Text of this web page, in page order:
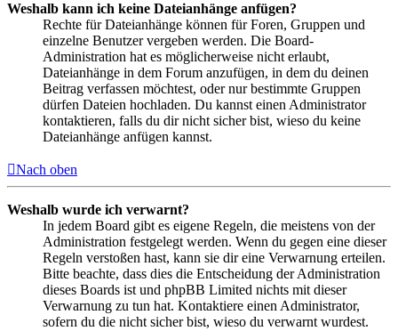
Weshalb kann ich keine Dateianhänge anfügen?
Rechte für Dateianhänge können für Foren, Gruppen und
einzelne Benutzer vergeben werden. Die Board-
Administration hat es möglicherweise nicht erlaubt,
Dateianhänge in dem Forum anzufügen, in dem du deinen
Beitrag verfassen möchtest, oder nur bestimmte Gruppen
dürfen Dateien hochladen. Du kannst einen Administrator
kontaktieren, falls du dir nicht sicher bist, wieso du keine
Dateianhänge anfügen kannst.
Nach oben
Weshalb wurde ich verwarnt?
In jedem Board gibt es eigene Regeln, die meistens von der
Administration festgelegt werden. Wenn du gegen eine dieser
Regeln verstoßen hast, kann sie dir eine Verwarnung erteilen.
Bitte beachte, dass dies die Entscheidung der Administration
dieses Boards ist und phpBB Limited nichts mit dieser
Verwarnung zu tun hat. Kontaktiere einen Administrator,
sofern du die nicht sicher bist, wieso du verwarnt wurdest.